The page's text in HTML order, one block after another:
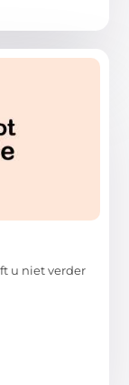
u niet verder